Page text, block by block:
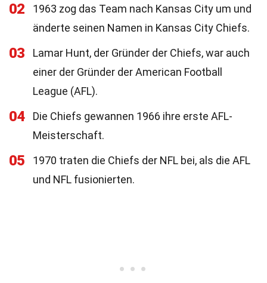
02
1963 zog das Team nach Kansas City um und
änderte seinen Namen in Kansas City Chiefs.
03
Lamar Hunt, der Gründer der Chiefs, war auch
einer der Gründer der American Football
League (AFL).
04
Die Chiefs gewannen 1966 ihre erste AFL-
Meisterschaft.
05
1970 traten die Chiefs der NFL bei, als die AFL
und NFL fusionierten.